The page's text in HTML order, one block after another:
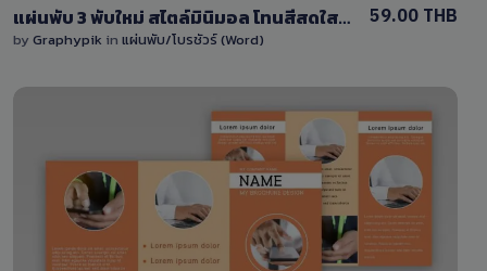
แผ่นพับ 3 พับใหม่ สไตล์มินิมอล โทนสีสดใสสามารถแก้ไขได้ง่ายไฟล์ Word
by Graphypik in แผ่นพับ/โบรชัวร์ (Word)
59.00 THB
View Details
2 Sales